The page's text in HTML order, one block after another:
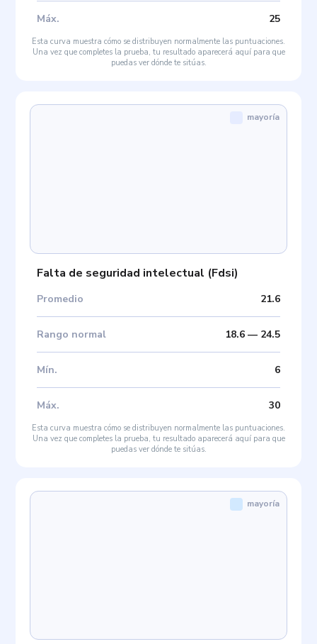
Máx. 25
Esta curva muestra cómo se distribuyen normalmente las puntuaciones.
Una vez que completes la prueba, tu resultado aparecerá aquí para que
puedas ver dónde te sitúas.
Falta de seguridad intelectual (Fdsi)
Promedio 21.6
Rango normal 18.6— 24.5
Mín. 6
Máx. 30
mayoría
Esta curva muestra cómo se distribuyen normalmente las puntuaciones.
Una vez que completes la prueba, tu resultado aparecerá aquí para que
puedas ver dónde te sitúas.
mayoría